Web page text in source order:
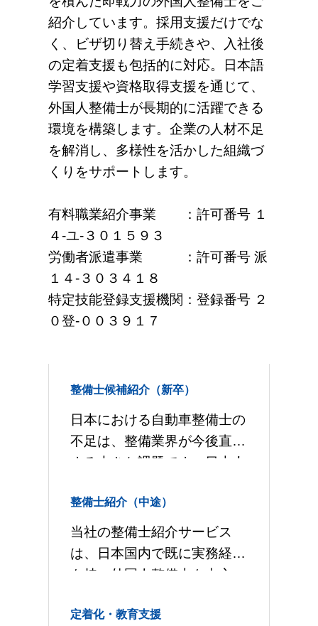
紹介しています。採用支援だけでな
く、ビザ切り替え手続きや、入社後
の定着支援も包括的に対応。日本語
学習支援や資格取得支援を通じて、
外国人整備士が長期的に活躍できる
環境を構築します。企業の人材不足
を解消し、多様性を活かした組織づ
くりをサポートします。
有料職業紹介事業 ：許可番号 １
４-ユ-３０１５９３
労働者派遣事業 ：許可番号 派
１４-３０３４１８
特定技能登録支援機関：登録番号 ２
０登-００３９１７
整備士候補紹介（新卒）
日本における自動車整備士の
不足は、整備業界が今後直面
する大きな課題です。日本人
い中、当社の新卒学生の整備
士候補紹介サービスは、海外
の国立大学や短期大学で自動
車整備を学ぶ優
整備士紹介（中途）
当社の整備士紹介サービス
は、日本国内で既に実務経験
を持つ外国人整備士を中心
し、企業様のニーズに合わせ
定着化・教育支援